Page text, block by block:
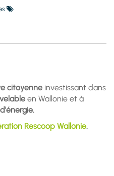
citoyenne investissant dans
en Wallonie et à
Rescoop Wallonie.